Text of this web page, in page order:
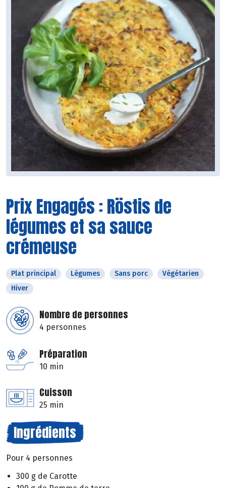
Prix Engagés : Röstis de
légumes et sa sauce
crémeuse
Plat principal Légumes Sans porc
Végétarien
Hiver
Nombre de personnes
4 personnes
Préparation
10 min
Cuisson
25 min
Ingrédients
Pour 4 personnes
300 g de Carotte